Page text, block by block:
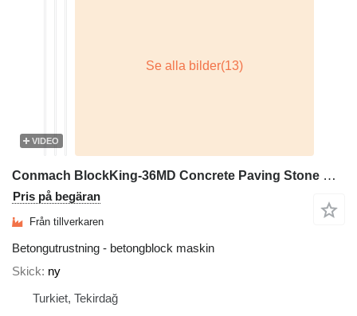
VIDEO
Conmach BlockKing-36MD Concrete Paving Stone Machine - 1.000 m2/shift
Pris på begäran
Från tillverkaren
Betongutrustning - betongblock maskin
Skick ny
Turkiet, Tekirdağ